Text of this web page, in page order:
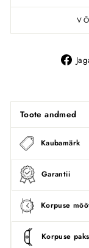
Toote andmed
Kaubamärk
Garantii
Korpuse
Korpuse